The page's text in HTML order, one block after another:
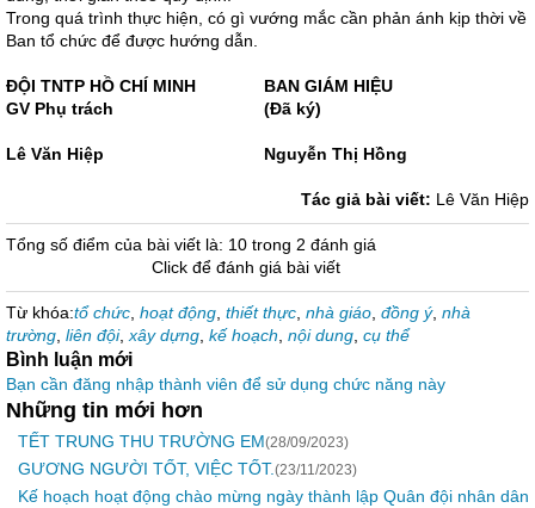
Trong quá trình thực hiện, có gì vướng mắc cần phản ánh kịp thời về
Ban tổ chức để được hướng dẫn.
ĐỘI TNTP HỒ CHÍ MINH
GV Phụ trách
Lê Văn Hiệp
BAN GIÁM HIỆU
(Đã ký)
Nguyễn Thị Hồng
Tác giả bài viết: Lê Văn Hiệp
Tổng số điểm của bài viết là: 10 trong 2 đánh giá
Click để đánh giá bài viết
Từ khóa:tổ chức hoạt động thiết thực nhà giáo đồng ý, nhà
trường liên đội, xây dựng kế hoạch nội dung cụ thể
Bình luận mới
Bạn cần đăng nhập thành viên để sử dụng chức năng này
Những tin mới hơn
TẾT TRUNG THU TRƯỜNG EM(28/09/2023)
GƯƠNG NGƯỜI TỐT, VIỆC TỐT.(23/11/2023)
Kế hoạch hoạt động chào mừng ngày thành lập Quân đội nhân dân